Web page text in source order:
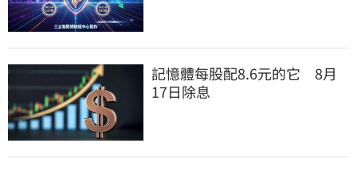
記憶體每股配8.6元的它 8月
17日除息